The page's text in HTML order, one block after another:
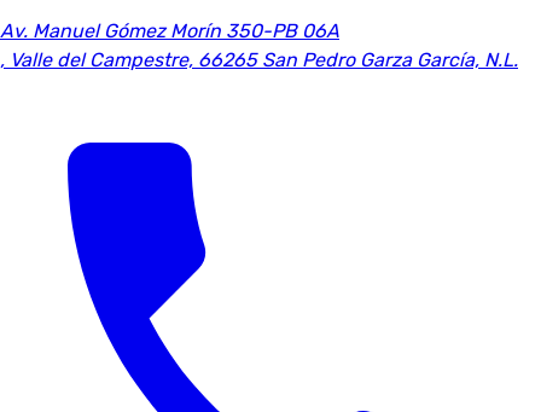
Av. Manuel Gómez Morín 350-PB 06A
, Valle del Campestre, 66265 San Pedro Garza García, N.L.